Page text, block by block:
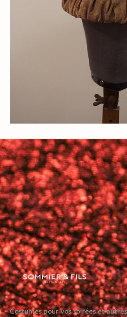
Costumes pour vos soirées et